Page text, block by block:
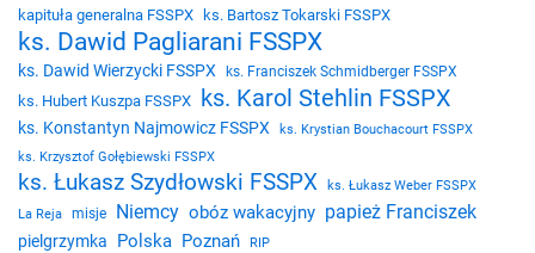
kapituła generalna FSSPX ks. Bartosz Tokarski FSSPX
ks. Dawid Pagliarani FSSPX
ks. Dawid Wierzycki FSSPX ks. Franciszek Schmidberger FSSPX
ks. Hubert Kuszpa FSSPX ks. Karol Stehlin FSSPX
ks. Konstantyn Najmowicz FSSPX
ks. Krystian Bouchacourt FSSPX
ks. Krzysztof Gołębiewski FSSPX
ks. Łukasz Szydłowski FSSPX
ks. Łukasz Weber FSSPX
La Reja
misje Niemcy obóz wakacyjny papież Franciszek
pielgrzymka Polska Poznań RIP